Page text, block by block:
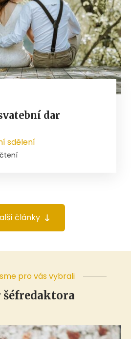
dar
sdělení
články
pro vás vybrali
šéfredaktora